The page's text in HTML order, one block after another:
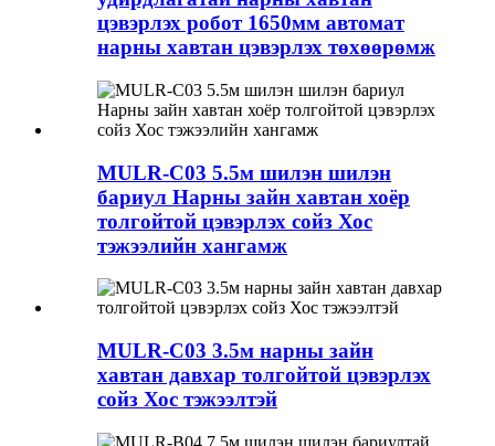
цэвэрлэх робот 1650мм автомат
нарны хавтан цэвэрлэх төхөөрөмж
MULR-C03 5.5м шилэн шилэн
бариул Нарны зайн хавтан хоёр
толгойтой цэвэрлэх сойз Хос
тэжээлийн хангамж
MULR-C03 3.5м нарны зайн
хавтан давхар толгойтой цэвэрлэх
сойз Хос тэжээлтэй